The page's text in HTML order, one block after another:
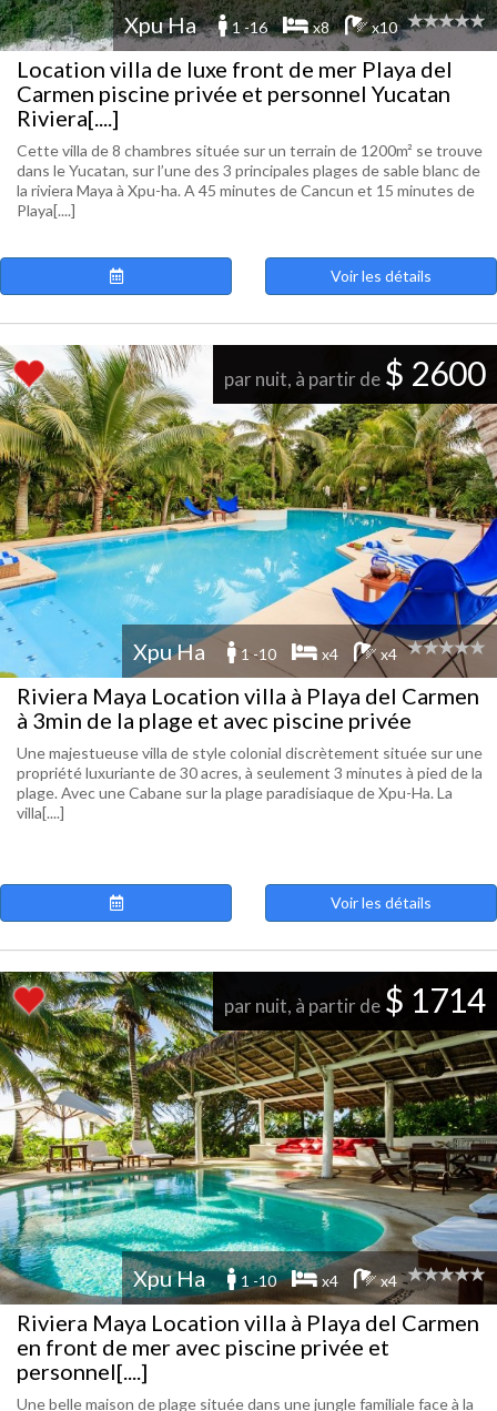
Xpu Ha 1 -16 x8 x10
Location villa de luxe front de mer Playa del
Carmen piscine privée et personnel Yucatan
Riviera[....]
Cette villa de 8 chambres située sur un terrain de 1200m² se trouve
dans le Yucatan, sur l’une des 3 principales plages de sable blanc de
la riviera Maya à Xpu-ha. A 45 minutes de Cancun et 15 minutes de
Playa[....]
Voir les détails
par nuit, à partir de $ 2600
Xpu Ha 1 -10 x4 x4
Riviera Maya Location villa à Playa del Carmen
à 3min de la plage et avec piscine privée
Une majestueuse villa de style colonial discrètement située sur une
propriété luxuriante de 30 acres, à seulement 3 minutes à pied de la
plage. Avec une Cabane sur la plage paradisiaque de Xpu-Ha. La
villa[....]
Voir les détails
par nuit, à partir de $ 1714
Xpu Ha 1 -10 x4 x4
Riviera Maya Location villa à Playa del Carmen
en front de mer avec piscine privée et
personnel[....]
Une belle maison de plage située dans une jungle familiale face à la